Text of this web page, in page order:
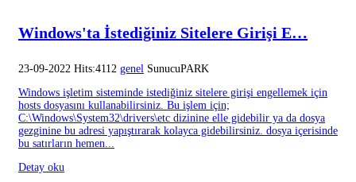
Windows'ta İstediğiniz Sitelere Girişi E…
23-09-2022 Hits:4112 genel SunucuPARK
Windows işletim sisteminde istediğiniz sitelere girişi engellemek için
hosts dosyasını kullanabilirsiniz. Bu işlem için;
C:\Windows\System32\drivers\etc dizinine elle gidebilir ya da dosya
gezginine bu adresi yapıştırarak kolayca gidebilirsiniz. dosya içerisinde
bu satırların hemen...
Detay oku